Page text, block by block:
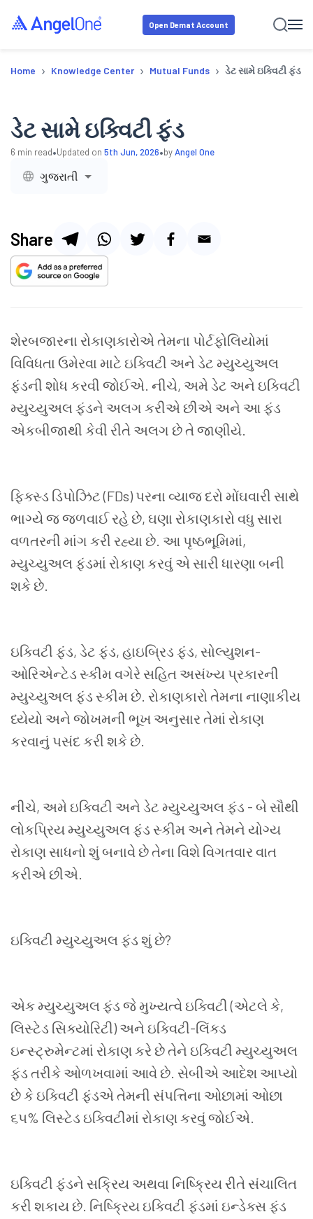
Open Demat Account
Home › Knowledge Center › Mutual Funds › ડેટ સામે ઇક્વિટી ફંડ
ડેટ સામે ઇક્વિટી ફંડ
6 min read•Updated on 5th Jun, 2026•byAngel One
ગુજરાતી
Share
શેરબજારના રોકાણકારોએ તેમના પોર્ટફોલિયોમાં
વિવિધતા ઉમેરવા માટે ઇક્વિટી અને ડેટ મ્યુચ્યુઅલ
ફંડની શોધ કરવી જોઈએ. નીચે, અમે ડેટ અને ઇક્વિટી
મ્યુચ્યુઅલ ફંડને અલગ કરીએ છીએ અને આ ફંડ
એકબીજાથી કેવી રીતે અલગ છે તે જાણીયે.
ફિક્સ્ડ ડિપોઝિટ (FDs) પરના વ્યાજ દરો મોંઘવારી સાથે
ભાગ્યે જ જળવાઈ રહે છે, ઘણા રોકાણકારો વધુ સારા
વળતરની માંગ કરી રહ્યા છે. આ પૃષ્ઠભૂમિમાં,
મ્યુચ્યુઅલ ફંડમાં રોકાણ કરવું એ સારી ધારણા બની
શકે છે.
ઇક્વિટી ફંડ, ડેટ ફંડ, હાઇબ્રિડ ફંડ, સોલ્યુશન-
ઓરિએન્ટેડ સ્કીમ વગેરે સહિત અસંખ્ય પ્રકારની
મ્યુચ્યુઅલ ફંડ સ્કીમ છે. રોકાણકારો તેમના નાણાકીય
ધ્યેયો અને જોખમની ભૂખ અનુસાર તેમાં રોકાણ
કરવાનું પસંદ કરી શકે છે.
નીચે, અમે ઇક્વિટી અને ડેટ મ્યુચ્યુઅલ ફંડ - બે સૌથી
લોકપ્રિય મ્યુચ્યુઅલ ફંડ સ્કીમ અને તેમને યોગ્ય
રોકાણ સાધનો શું બનાવે છે તેના વિશે વિગતવાર વાત
કરીએ છીએ.
ઇક્વિટી મ્યુચ્યુઅલ ફંડ શું છે?
એક મ્યુચ્યુઅલ ફંડ જે મુખ્યત્વે ઇક્વિટી (એટલે ​​કે,
લિસ્ટેડ સિક્યોરિટી) અને ઇક્વિટી-લિંક્ડ
ઇન્સ્ટ્રુમેન્ટમાં રોકાણ કરે છે તેને ઇક્વિટી મ્યુચ્યુઅલ
ફંડ તરીકે ઓળખવામાં આવે છે. સેબીએ આદેશ આપ્યો
છે કે ઇક્વિટી ફંડએ તેમની સંપત્તિના ઓછામાં ઓછા
૬૫% લિસ્ટેડ ઇક્વિટીમાં રોકાણ કરવું જોઈએ.
ઇક્વિટી ફંડને સક્રિય અથવા નિષ્ક્રિય રીતે સંચાલિત
કરી શકાય છે. નિષ્ક્રિય ઇક્વિટી ફંડમાં ઇન્ડેક્સ ફંડ